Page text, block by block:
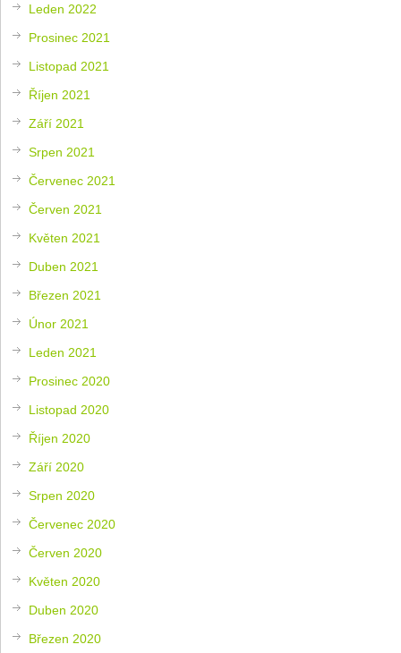
Leden 2022
Prosinec 2021
Listopad 2021
Říjen 2021
Září 2021
Srpen 2021
Červenec 2021
Červen 2021
Květen 2021
Duben 2021
Březen 2021
Únor 2021
Leden 2021
Prosinec 2020
Listopad 2020
Říjen 2020
Září 2020
Srpen 2020
Červenec 2020
Červen 2020
Květen 2020
Duben 2020
Březen 2020